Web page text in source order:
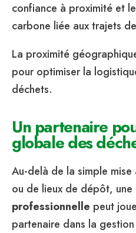
confiance à proximité et
carbone liée aux trajets
La proximité
pour optimiser la
déchets.
Un partenaire
globale des
Au-delà de la simple
ou de lieux de dépôt, une
professionnelle peut
partenaire dans la